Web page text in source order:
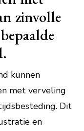
zinvolle
kunnen
met verveling
Dit
en